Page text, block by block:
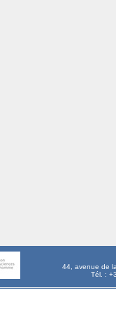
44, avenue de
Tél. :